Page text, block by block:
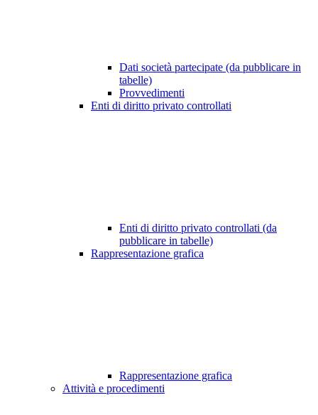
Dati società partecipate (da pubblicare in
tabelle)
Provvedimenti
Enti di diritto privato controllati
Enti di diritto privato controllati (da
pubblicare in tabelle)
Rappresentazione grafica
Rappresentazione grafica
Attività e procedimenti